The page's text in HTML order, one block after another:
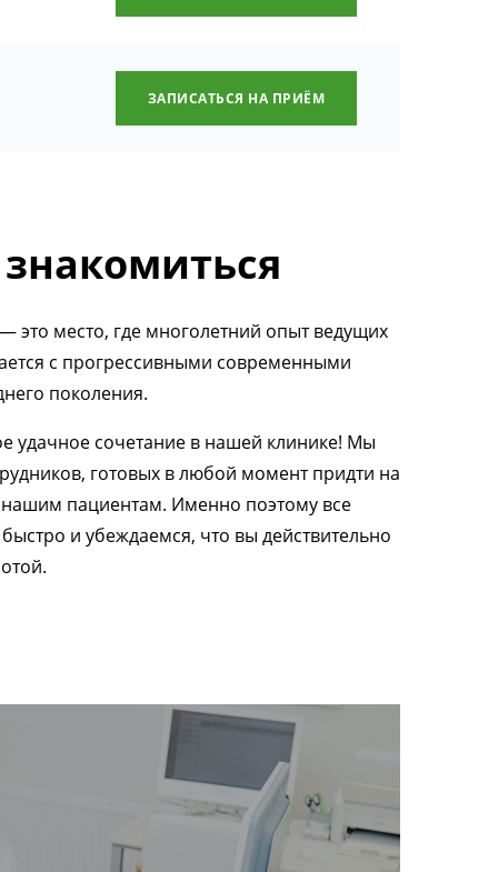
ЗАПИСАТЬСЯ НА ПРИЁМ
это место, где многолетний опыт ведущих
с прогрессивными современными
поколения.
удачное сочетание в нашей клинике! Мы
готовых в любой момент придти на
пациентам. Именно поэтому все
и убеждаемся, что вы действительно